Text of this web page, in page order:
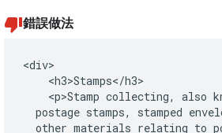
錯誤做法
<div>
    <h3>Stamps</h3>
<p>Stamp collecting, also
postage stamps, stamped
other materials relating to